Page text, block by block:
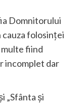
Domnitorului
folosinței
multe fiind
incomplet dar
„Sfânta şi